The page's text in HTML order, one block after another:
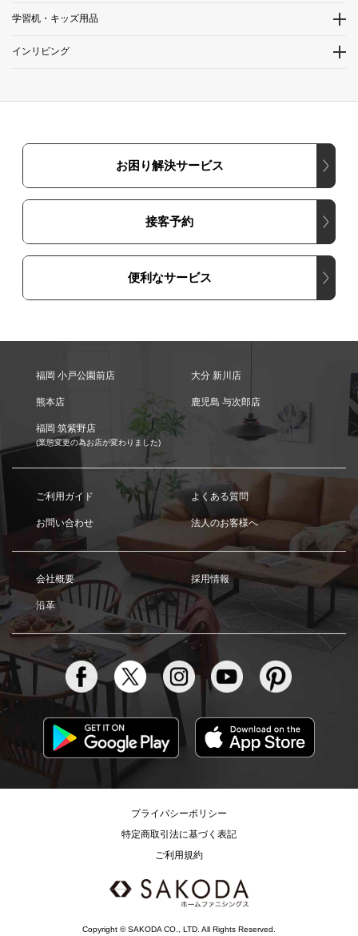
学習机・キッズ用品
インリビング
お困り解決サービス
接客予約
便利なサービス
福岡 小戸公園前店 大分 新川店
熊本店 鹿児島 与次郎店
福岡 筑紫野店
(業態変更の為お店が変わりました)
ご利用ガイド よくある質問
お問い合わせ 法人のお客様へ
会社概要 採用情報
沿革
プライバシーポリシー
特定商取引法に基づく表記
ご利用規約
Copyright © SAKODA CO., LTD. All Rights Reserved.